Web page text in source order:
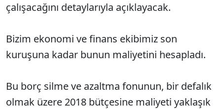
çalışacağını detaylarıyla açıklayacak.
Bizim ekonomi ve finans ekibimiz son
kuruşuna kadar bunun maliyetini hesapladı.
Bu borç silme ve azaltma fonunun, bir defalık
olmak üzere 2018 bütçesine maliyeti yaklaşık